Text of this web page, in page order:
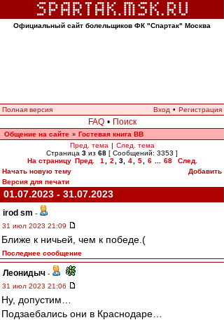
Официальный сайт болельщиков ФК "Спартак" Москва
Полная версия Вход • Регистрация
FAQ • Поиск
Общение на сайте » Гостевая книга ВВ
Пред. тема | След. тема
Страница 3 из 68 [ Сообщений: 3353 ]
На страницу Пред. 1 2 3, 4 5 6 68
След.
Начать новую тему
Добавить
Версия для печати
01.07.2023 - 31.07.2023
irod sm -
31 июл 2023 21:09
Ближе к ничьей, чем к победе.(
Последнее сообщение
Леонидыч -
31 июл 2023 21:06
Ну, допустим…
Подзаебались они в Краснодаре…